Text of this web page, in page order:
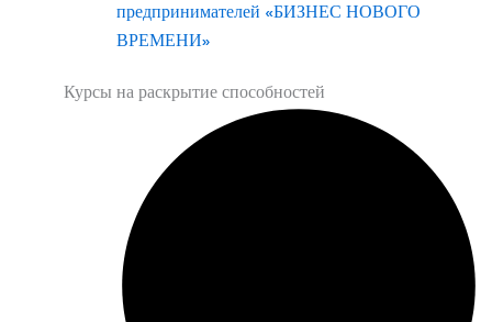
предпринимателей «БИЗНЕС НОВОГО
ВРЕМЕНИ»
Курсы на раскрытие способностей